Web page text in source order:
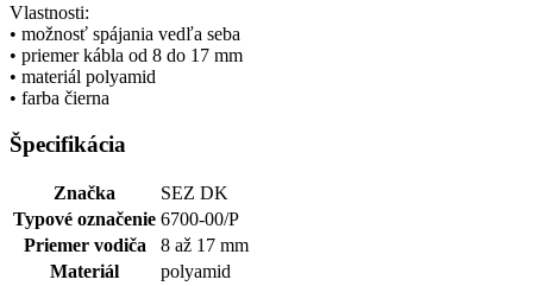
Vlastnosti:
• možnosť spájania vedľa seba
• priemer kábla od 8 do 17 mm
• materiál polyamid
• farba čierna
Špecifikácia
Značka
SEZ DK
Typové označenie 6700-00/P
Priemer vodiča
8 až 17 mm
Materiál
polyamid